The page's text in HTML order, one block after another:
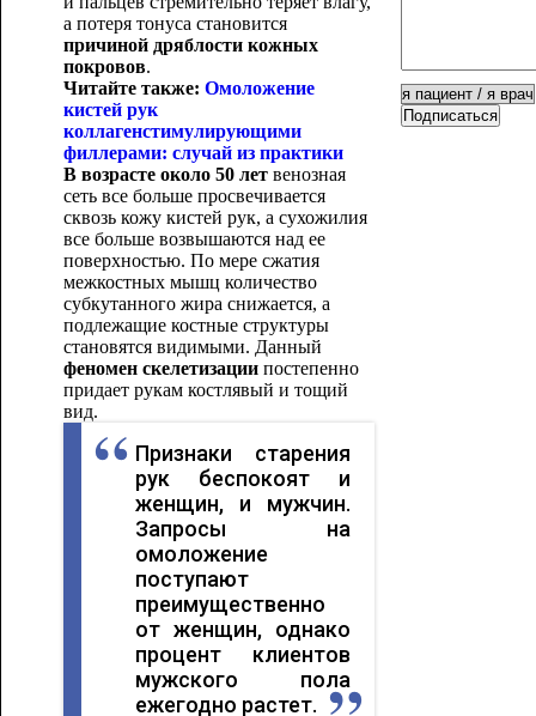
а потеря тонуса становится
причиной дряблости кожных
покровов.
Читайте также: Омоложение
кистей рук
коллагенстимулирующими
филлерами: случай из практики
В возрасте около 50 летвенозная
сеть все больше просвечивается
сквозь кожу кистей рук, а сухожилия
все больше возвышаются над ее
поверхностью. По мере сжатия
межкостных мышц количество
субкутанного жира снижается, а
подлежащие костные структуры
становятся видимыми. Данный
феномен скелетизациипостепенно
придает рукам костлявый и тощий
вид.
Признаки старения
рук беспокоят и
женщин, и мужчин.
Запросы на
омоложение
поступают
преимущественно
от женщин, однако
процент клиентов
мужского пола
ежегодно растет.
Подписаться